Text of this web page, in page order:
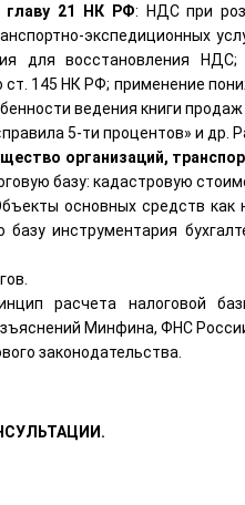
главу 21 НК РФ: НДС при
экспедиционных
восстановления НДС;
145 НК РФ; применение
ведения книги
5-ти процентов» и др.
организаций,
базу: кадастровую
основных средств
инструментария
расчета налоговой
Минфина, ФНС
законодательства.